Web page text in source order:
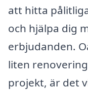
att hitta
och hjälpa dig
erbjudanden.
liten
projekt, är det